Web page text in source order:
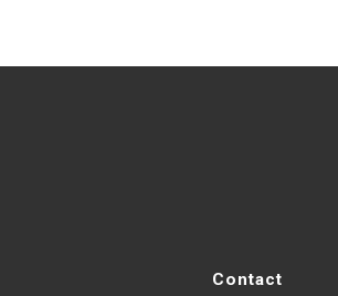
Contact